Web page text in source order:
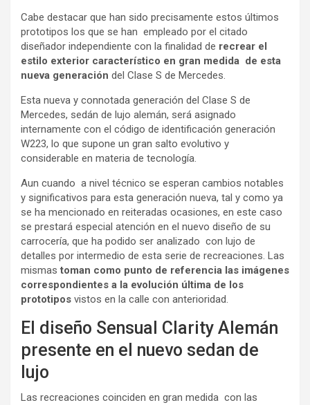
Cabe destacar que han sido precisamente estos últimos
prototipos los que se han empleado por el citado
diseñador independiente con la finalidad de recrear el
estilo exterior característico en gran medida de esta
nueva generación del Clase S de Mercedes.
Esta nueva y connotada generación del Clase S de
Mercedes, sedán de lujo alemán, será asignado
internamente con el código de identificación generación
W223, lo que supone un gran salto evolutivo y
considerable en materia de tecnología.
Aun cuando a nivel técnico se esperan cambios notables
y significativos para esta generación nueva, tal y como ya
se ha mencionado en reiteradas ocasiones, en este caso
se prestará especial atención en el nuevo diseño de su
carrocería, que ha podido ser analizado con lujo de
detalles por intermedio de esta serie de recreaciones. Las
mismastoman como punto de referencia las imágenes
correspondientes a la evolución última de los
prototipos vistos en la calle con anterioridad.
El diseño Sensual Clarity Alemán
presente en el nuevo sedan de
lujo
Las recreaciones coinciden en gran medida con las